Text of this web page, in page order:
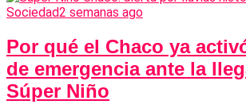
Sociedad2 semanas ago
Por qué el Chaco ya
de emergencia ante la
Súper Niño